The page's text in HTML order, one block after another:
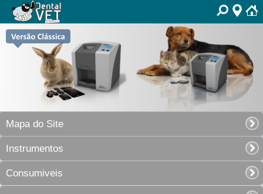
Mapa do Site
Instrumentos
Consumiveis